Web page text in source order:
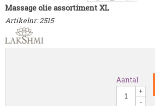
Massage olie assortiment XL
Artikelnr:2515
Aantal
+
-